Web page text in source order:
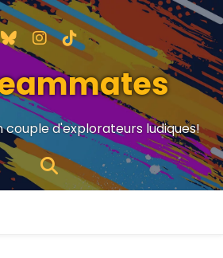
couple d'explorateurs ludiques!